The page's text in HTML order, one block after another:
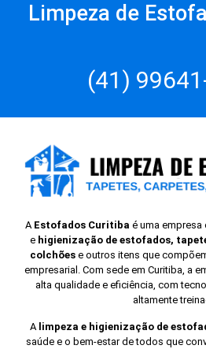
Limpeza de
(41)
A Estofados Curitiba é uma empresa
e higienização de estofados,
colchões e outros itens que
empresarial. Com sede em Curitiba, a
alta qualidade e eficiência, com
altamente
A limpeza e higienização de
saúde e o bem-estar de todos que